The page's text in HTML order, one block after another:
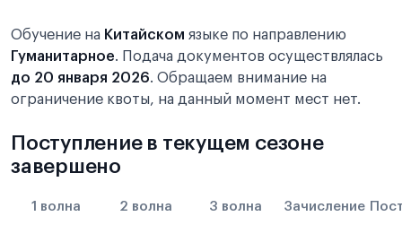
Обучение на Китайском языке по направлению
Гуманитарное. Подача документов осуществлялась
до 20 января 2026. Обращаем внимание на
ограничение квоты, на данный момент мест нет.
Поступление в текущем сезоне
завершено
1 волна 2 волна 3 волна Зачисление